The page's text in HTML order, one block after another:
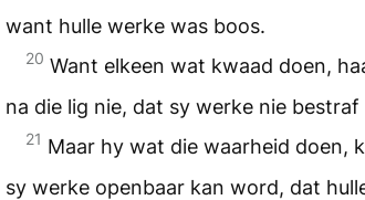
want hulle werke was boos.
20 Want elkeen wat kwaad doen,
na die lig nie, dat sy werke nie
21 Maar hy wat die waarheid doen,
sy werke openbaar kan word, dat